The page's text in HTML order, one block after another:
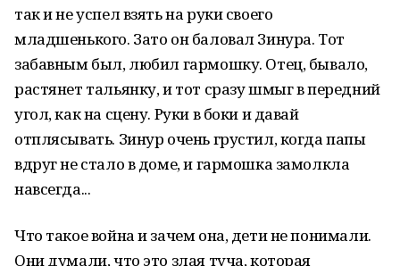
так и не успел взять на руки своего
младшенького. Зато он баловал Зинура. Тот
забавным был, любил гармошку. Отец, бывало,
растянет тальянку, и тот сразу шмыг в передний
угол, как на сцену. Руки в боки и давай
отплясывать. Зинур очень грустил, когда папы
вдруг не стало в доме, и гармошка замолкла
навсегда...
Что такое война и зачем она, дети не понимали.
Они думали, что это злая туча, которая